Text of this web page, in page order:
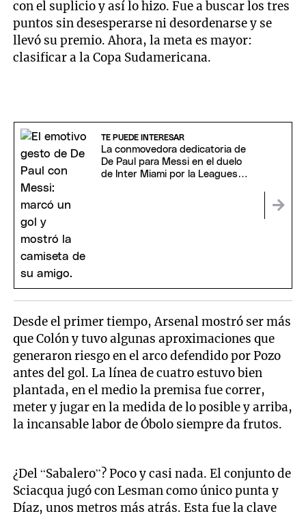
con el suplicio y así lo hizo. Fue a buscar los tres
puntos sin desesperarse ni desordenarse y se
llevó su premio. Ahora, la meta es mayor:
clasificar a la Copa Sudamericana.
TE PUEDE INTERESAR
La conmovedora dedicatoria de
De Paul para Messi en el duelo
de Inter Miami por la Leagues
Desde el primer tiempo, Arsenal mostró ser más
que Colón y tuvo algunas aproximaciones que
generaron riesgo en el arco defendido por Pozo
antes del gol. La línea de cuatro estuvo bien
plantada, en el medio la premisa fue correr,
meter y jugar en la medida de lo posible y arriba,
la incansable labor de Óbolo siempre da frutos.
¿Del “Sabalero”? Poco y casi nada. El conjunto de
Sciacqua jugó con Lesman como único punta y
Díaz, unos metros más atrás. Esta fue la clave